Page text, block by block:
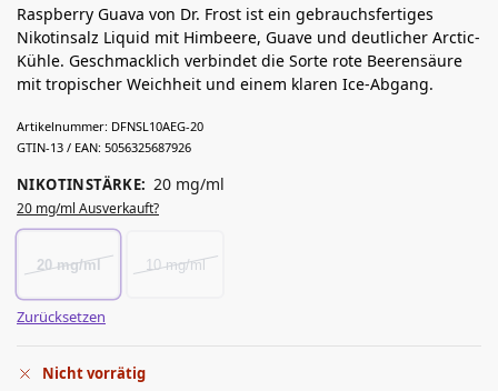
Raspberry Guava von Dr. Frost ist ein gebrauchsfertiges
Nikotinsalz Liquid mit Himbeere, Guave und deutlicher Arctic-
Kühle. Geschmacklich verbindet die Sorte rote Beerensäure
mit tropischer Weichheit und einem klaren Ice-Abgang.
Artikelnummer: DFNSL10AEG-20
GTIN-13 / EAN: 5056325687926
NIKOTINSTÄRKE: 20 mg/ml
20 mg/ml Ausverkauft?
20 mg/ml 10 mg/ml
Zurücksetzen
Nicht vorrätig